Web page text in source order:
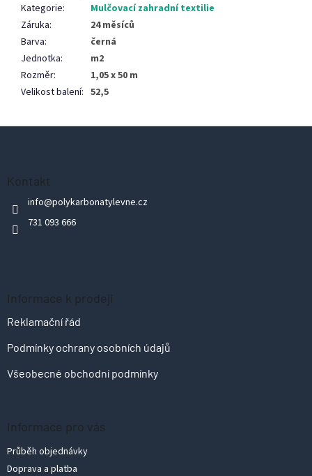
Kategorie:
Mulčovací zahradní textilie
Záruka:
24 měsíců
Barva:
černá
Jednotka:
m2
Rozměr:
1,05 x 50 m
Velikost balení: 52,5
Kontakt
info@polykarbonatylevne.cz
731 093 666
Informace k prodeji
Reklamační řád
Podmínky ochrany osobních údajů
Všeobecné obchodní podmínky
Informace pro vás
Průběh objednávky
Doprava a platba